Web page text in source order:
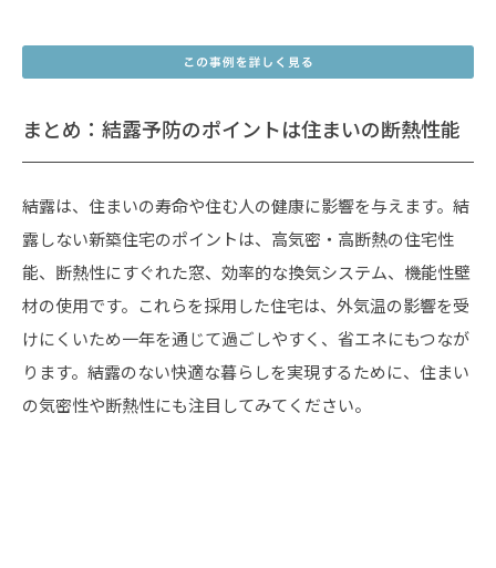
まとめ：結露予防のポイントは住まいの断熱性能
結露は、住まいの寿命や住む人の健康に影響を与えます。結
露しない新築住宅のポイントは、高気密・高断熱の住宅性
能、断熱性にすぐれた窓、効率的な換気システム、機能性壁
材の使用です。これらを採用した住宅は、外気温の影響を受
けにくいため一年を通じて過ごしやすく、省エネにもつなが
ります。結露のない快適な暮らしを実現するために、住まい
の気密性や断熱性にも注目してみてください。